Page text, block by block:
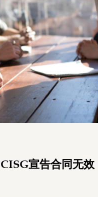
宣告合同无效